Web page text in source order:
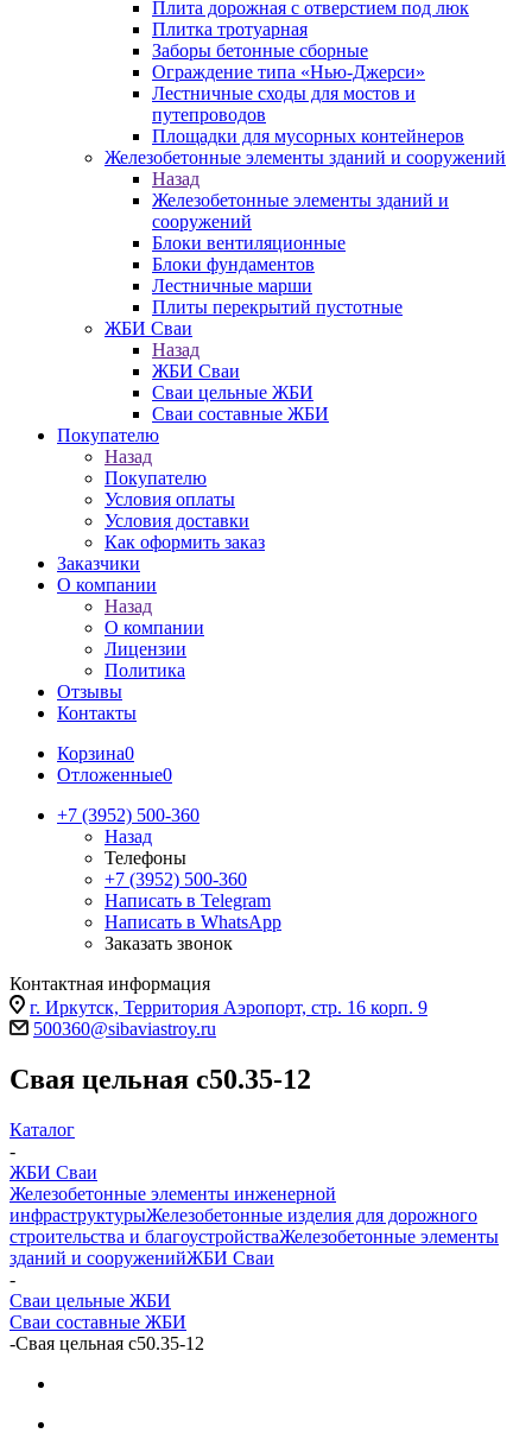
Плита дорожная с отверстием под люк
Плитка тротуарная
Заборы бетонные сборные
Ограждение типа «Нью-Джерси»
Лестничные сходы для мостов и
путепроводов
Площадки для мусорных контейнеров
Железобетонные элементы зданий и сооружений
Назад
Железобетонные элементы зданий и
сооружений
Блоки вентиляционные
Блоки фундаментов
Лестничные марши
Плиты перекрытий пустотные
ЖБИ Сваи
Назад
ЖБИ Сваи
Сваи цельные ЖБИ
Сваи составные ЖБИ
Покупателю
Назад
Покупателю
Условия оплаты
Условия доставки
Как оформить заказ
Заказчики
О компании
Назад
О компании
Лицензии
Политика
Отзывы
Контакты
Корзина0
Отложенные0
+7 (3952) 500-360
Назад
Телефоны
+7 (3952) 500-360
Написать в Telegram
Написать в WhatsApp
Заказать звонок
Контактная информация
г. Иркутск, Территория Аэропорт, стр. 16 корп. 9
500360@sibaviastroy.ru
Свая цельная с50.35-12
Каталог
-
ЖБИ Сваи
Железобетонные элементы инженерной
инфраструктурыЖелезобетонные изделия для дорожного
строительства и благоустройстваЖелезобетонные элементы
зданий и сооруженийЖБИ Сваи
-
Сваи цельные ЖБИ
Сваи составные ЖБИ
-Свая цельная с50.35-12